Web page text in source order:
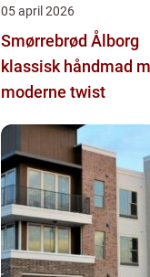
05 april 2026
Smørrebrød Ålborg
klassisk håndmad
moderne twist